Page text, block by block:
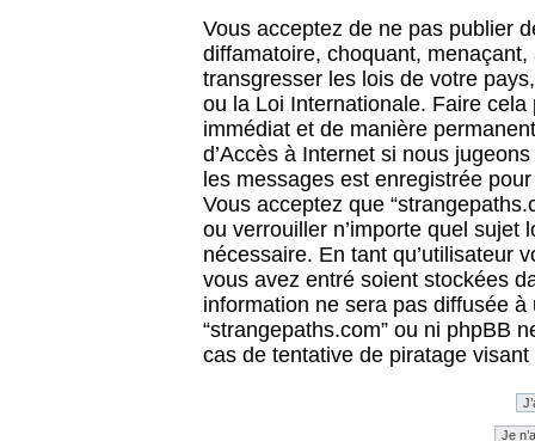
Vous acceptez de ne pas publier
diffamatoire, choquant,
transgresser les lois de votre
ou la Loi Internationale. Faire
immédiat et de manière
d’Accès à Internet si nous
les messages est enregistrée
Vous acceptez que
ou verrouiller n’importe quel sujet
nécessaire. En tant qu’utilisateur
vous avez entré soient stockées
information ne sera pas diffusée
“strangepaths.com” ou ni phpBB
cas de tentative de piratage